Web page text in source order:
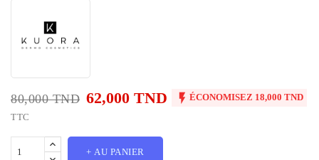
80,000 TND 62,000 TND  ÉCONOMISEZ 18,000 TND
TTC
+ AU PANIER